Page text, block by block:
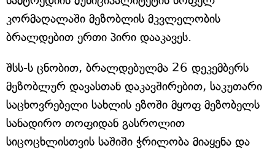
კორმაღალაში მეზობლის მკვლელობის
ბრალდებით ერთი პირი დააკავეს.
შსს-ს ცნობით, ბრალდებულმა 26 დეკემბერს
მეზობლურ დავასთან დაკავშირებით, საკუთარი
საცხოვრებელი სახლის ეზოში მყოფ მეზობელს
სანადირო თოფიდან გასროლით
სიცოცხლისთვის საშიში ჭრილობა მიაყენა და